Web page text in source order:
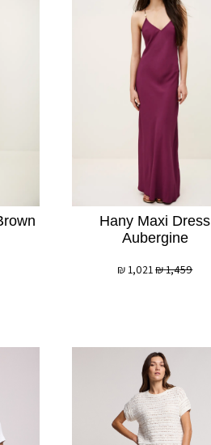
Hany Maxi Dress
Aubergine
1,459
₪
1,021
₪